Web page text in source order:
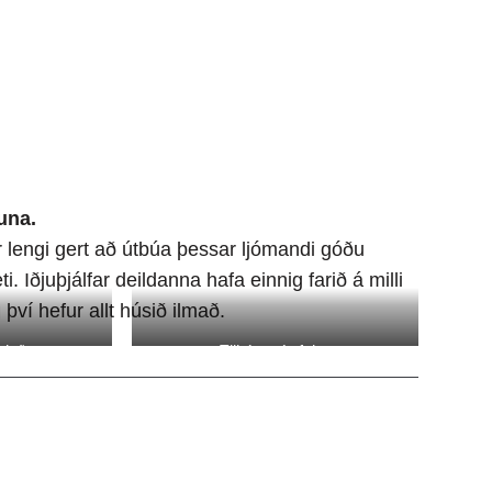
gert að útbúa þessar ljómandi góðu
Iðjuþjálfar deildanna hafa einnig farið á milli
hefur allt húsið ilmað.
Tilbúnar í ofninn